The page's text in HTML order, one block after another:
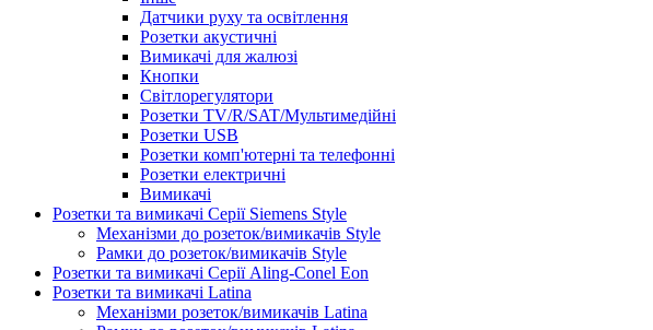
Датчики руху та освітлення
Розетки акустичні
Вимикачі для жалюзі
Кнопки
Світлорегулятори
Розетки TV/R/SAT/Мультимедійні
Розетки USB
Розетки комп'ютерні та телефонні
Розетки електричні
Вимикачі
Розетки та вимикачі Серії Siemens Style
Механізми до розеток/вимикачів Style
Рамки до розеток/вимикачів Style
Розетки та вимикачі Серії Aling-Conel Eon
Розетки та вимикачі Latina
Механізми розеток/вимикачів Latina